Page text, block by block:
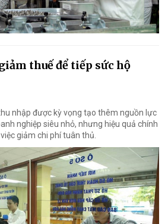
thuế để tiếp sức hộ
nhập được kỳ vọng tạo thêm nguồn lực
nghiệp siêu nhỏ, nhưng hiệu quả chính
giảm chi phí tuân thủ.